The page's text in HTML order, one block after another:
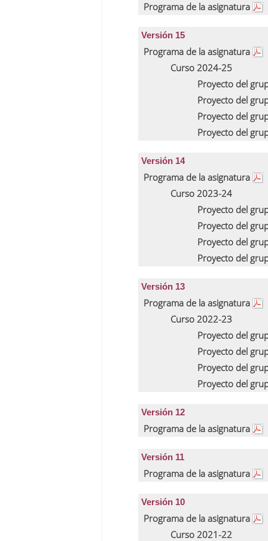
Programa de la asignatura
Versión 15
Programa de la asignatura
Curso 2024-25
Proyecto del
Proyecto del
Proyecto del
Proyecto del
Versión 14
Programa de la asignatura
Curso 2023-24
Proyecto del
Proyecto del
Proyecto del
Proyecto del
Versión 13
Programa de la asignatura
Curso 2022-23
Proyecto del
Proyecto del
Proyecto del
Proyecto del
Versión 12
Programa de la asignatura
Versión 11
Programa de la asignatura
Versión 10
Programa de la asignatura
Curso 2021-22